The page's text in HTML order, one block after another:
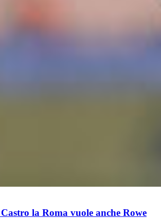
la Roma vuole anche Rowe